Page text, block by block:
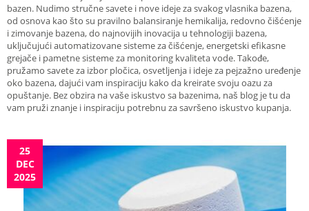
bazen. Nudimo stručne savete i nove ideje za svakog vlasnika bazena,
od osnova kao što su pravilno balansiranje hemikalija, redovno čišćenje
i zimovanje bazena, do najnovijih inovacija u tehnologiji bazena,
uključujući automatizovane sisteme za čišćenje, energetski efikasne
grejače i pametne sisteme za monitoring kvaliteta vode. Takođe,
pružamo savete za izbor pločica, osvetljenja i ideje za pejzažno uređenje
oko bazena, dajući vam inspiraciju kako da kreirate svoju oazu za
opuštanje. Bez obzira na vaše iskustvo sa bazenima, naš blog je tu da
vam pruži znanje i inspiraciju potrebnu za savršeno iskustvo kupanja.
25
DEC
2025